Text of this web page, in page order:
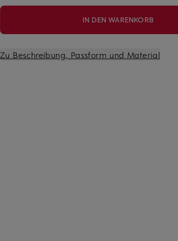
IN DEN WARENKORB
Zu Beschreibung, Passform und Material